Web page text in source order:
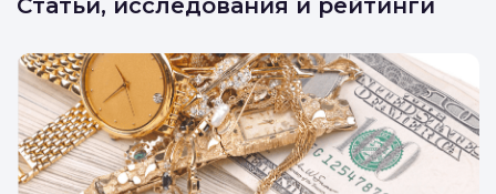
Статьи, исследования и рейтинги